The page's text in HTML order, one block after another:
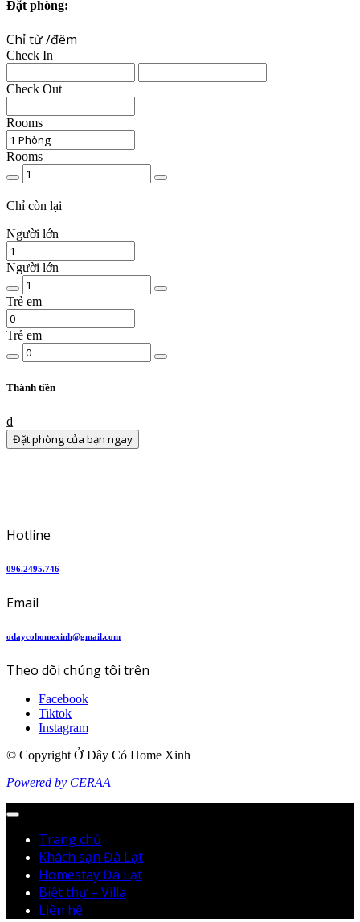
Đặt phòng:
Chỉ từ/đêm
Check In
Check Out
Rooms
Rooms
Chất
lượng
phòng
Chỉ còn lại
Người lớn
Người lớn
lượng
người
lớn
Trẻ em
Trẻ em
trẻ
Thành tiềnView
₫
Đặt phòng của bạn ngay
Hotline
096.2495.746
Email
odaycohomexinh@gmail.com
Theo dõi chúng tôi trên
Facebook
Tiktok
Instagram
© Copyright Ở Đây Có Home Xinh
Powered by CERAA
Menu
Trang chủ
Khách sạn Đà Lạt
Homestay Đà Lạt
Biệt thự – Villa
Liên hệ